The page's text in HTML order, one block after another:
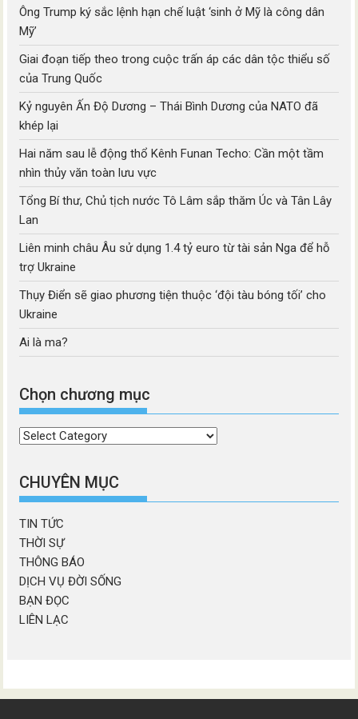
Ông Trump ký sắc lệnh hạn chế luật ‘sinh ở Mỹ là công dân
Mỹ’
Giai đoạn tiếp theo trong cuộc trấn áp các dân tộc thiểu số
của Trung Quốc
Kỷ nguyên Ấn Độ Dương – Thái Bình Dương của NATO đã
khép lại
Hai năm sau lễ động thổ Kênh Funan Techo: Cần một tầm
nhìn thủy văn toàn lưu vực
Tổng Bí thư, Chủ tịch nước Tô Lâm sắp thăm Úc và Tân Lây
Lan
Liên minh châu Âu sử dụng 1.4 tỷ euro từ tài sản Nga để hỗ
trợ Ukraine
Thụy Điển sẽ giao phương tiện thuộc ‘đội tàu bóng tối’ cho
Ukraine
Ai là ma?
Chọn chương mục
Chọn
mục
CHUYÊN MỤC
TIN TỨC
THỜI SỰ
THÔNG BÁO
DỊCH VỤ ĐỜI SỐNG
BẠN ĐỌC
LIÊN LẠC